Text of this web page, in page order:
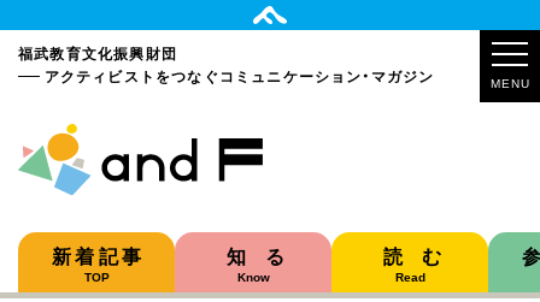
福武教育文化振興財団
アクティビストをつなぐコミュニケーション・マガジン MENU
新着記事
TOP
知る
Know
読む
Read